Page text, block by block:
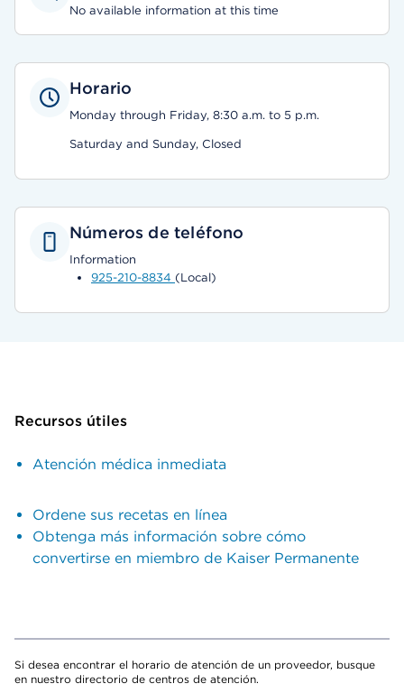
No available information at this time
Horario
Monday through Friday, 8:30 a.m. to 5 p.m.
Saturday and Sunday, Closed
Números de teléfono
Information
925-210-8834 (Local)
Recursos útiles
Atención médica inmediata
Ordene sus recetas en línea
Obtenga más información sobre cómo
convertirse en miembro de Kaiser Permanente
Si desea encontrar el horario de atención de un proveedor, busque
en nuestro directorio de centros de atención.